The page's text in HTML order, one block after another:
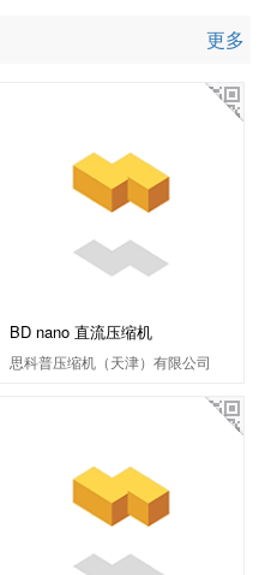
更多
BD nano 直流压缩机
思科普压缩机（天津）有限公司